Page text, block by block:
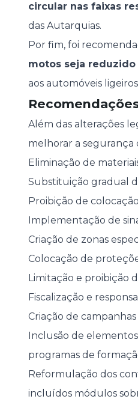
circular nas faixas
das Autarquias.
Por fim, foi
motos seja reduzido
aos automóveis
Além das alterações
melhorar a segurança
Eliminação de
Substituição gradual
Proibição de
Implementação de
Criação de zonas
Colocação de
Limitação e proibição
Fiscalização e
Criação de
Inclusão de
programas de
Reformulação dos
incluídos módulos